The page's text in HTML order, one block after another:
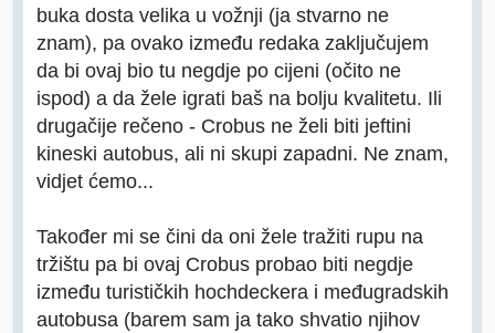
buka dosta velika u vožnji (ja stvarno ne
znam), pa ovako između redaka zaključujem
da bi ovaj bio tu negdje po cijeni (očito ne
ispod) a da žele igrati baš na bolju kvalitetu. Ili
drugačije rečeno - Crobus ne želi biti jeftini
kineski autobus, ali ni skupi zapadni. Ne znam,
vidjet ćemo...
Također mi se čini da oni žele tražiti rupu na
tržištu pa bi ovaj Crobus probao biti negdje
između turističkih hochdeckera i međugradskih
autobusa (barem sam ja tako shvatio njihov